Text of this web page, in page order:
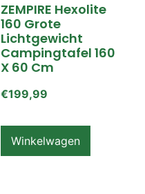
ZEMPIRE Hexolite
160 Grote
Lichtgewicht
Campingtafel 160
X 60 Cm
€199,99
Winkelwagen